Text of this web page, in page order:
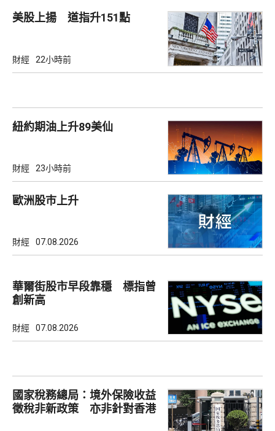
美股上揚 道指升151點
財經 22小時前
紐約期油上升89美仙
財經 23小時前
歐洲股巿上升
財經 07.08.2026
華爾街股市早段靠穩 標指曾
創新高
財經 07.08.2026
國家稅務總局：境外保險收益
徵稅非新政策 亦非針對香港